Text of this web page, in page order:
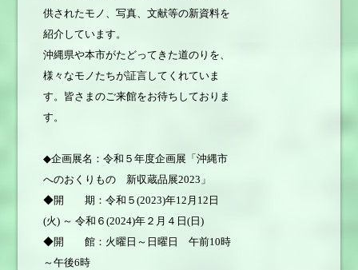
供されたモノ、写真、文献等の新資料を
紹介しています。
沖縄県や本市がたどってきた道のりを、
様々なモノたちが証言してくれていま
す。皆さまのご来館をお待ちしておりま
す。
◆企画展名：令和５年度企画展「沖縄市
へのおくりもの 新収蔵品展2023」
◆開 期：令和５(2023)年12月12日
(火) ～ 令和６(2024)年２月４日(日)
◆開 館：火曜日～日曜日 午前10時
～午後6時